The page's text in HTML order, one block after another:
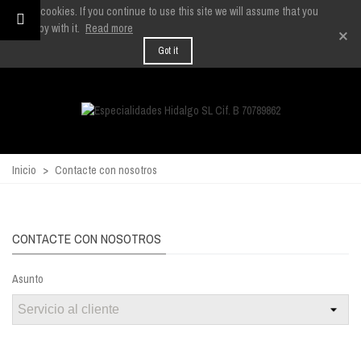
We use cookies. If you continue to use this site we will assume that you
are happy with it. Read more
Got it
×
Inicio > Contacte con nosotros
CONTACTE CON NOSOTROS
Asunto